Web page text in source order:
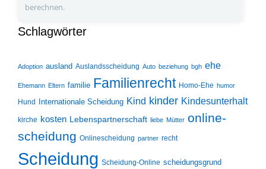
berechnen.
Schlagwörter
Adoption ausland Auslandsscheidung Auto beziehung bgh ehe
Ehemann Eltern familie Familienrecht Homo-Ehe humor
Hund Internationale Scheidung Kind kinder Kindesunterhalt
kirche kosten Lebenspartnerschaft liebe Mütter online-
scheidung Onlinescheidung partner recht
Scheidung Scheidung-Online scheidungsgrund